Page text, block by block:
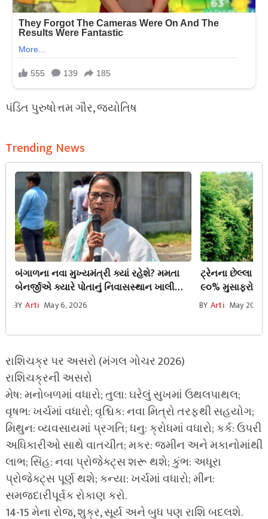
પંડિત પુરુષોત્તમ ગૌર, જ્યોતિષ
Trending News
બંગાળના નવા મુખ્યમંત્રી ક્યાં રહેશે? મમતા
બેનર્જીએ ક્યારે પોતાનું નિવાસસ્થાન ખાલી
કરવું પડશે? ભૂતપૂર્વ મુખ્યમંત્રી તરીકે તેમને
કયા લાભો મળશે?
BY Arti May 6, 2026
ટ્રેનના છેલ્લા
૯૦% મુસાફરો
નિશાનનો
BY Arti May 20,
રાશિચક્ર પર અસરો (મંગલ ગોચર 2026)
રાશિચક્રની અસરો
મેષ: મનોબળમાં વધારો; તુલા: ઘરેલું સુખમાં ઉથલપાથલ;
વૃષભ: ખર્ચમાં વધારો; વૃશ્ચિક: નવા મિત્રો તરફથી સહયોગ;
મિથુન: વ્યવસાયમાં પ્રગતિ; ધનુ: ક્રોધમાં વધારો; કર્ક: ઉપરી
અધિકારીઓ સાથે વાતચીત; મકર: જમીન અને મકાનોમાંથી
લાભ; સિંહ: નવા પ્રોજેક્ટ્સ શરૂ થશે; કુંભ: અધૂરા
પ્રોજેક્ટ્સ પૂર્ણ થશે; કન્યા: ખર્ચમાં વધારો; મીન:
સમજદારીપૂર્વક રોકાણ કરો.
14-15 મેના રોજ, શુક્ર, સૂર્ય અને બુધ પણ રાશિ બદલશે.